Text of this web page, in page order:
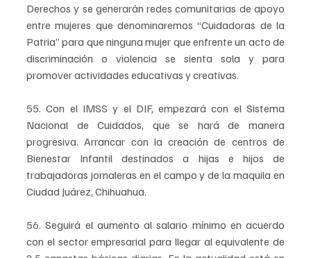
Derechos y se generarán redes comunitarias de apoyo
entre mujeres que denominaremos “Cuidadoras de la
Patria” para que ninguna mujer que enfrente un acto de
discriminación o violencia se sienta sola y para
promover actividades educativas y creativas.
55. Con el IMSS y el DIF, empezará con el Sistema
Nacional de Cuidados, que se hará de manera
progresiva. Arrancar con la creación de centros de
Bienestar Infantil destinados a hijas e hijos de
trabajadoras jornaleras en el campo y de la maquila en
Ciudad Juárez, Chihuahua.
56. Seguirá el aumento al salario mínimo en acuerdo
con el sector empresarial para llegar al equivalente de